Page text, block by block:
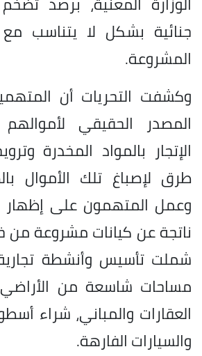
جنائية بشكل لا يتناسب
المشروعة.
وكشفت التحريات أن
المصدر الحقيقي
الإتجار بالمواد المخدرة
طرق لإصباغ تلك الأموال
وعمل المتهمون على إظهار
ناتجة عن كيانات مشروعة من
شملت تأسيس وأنشطة
مساحات شاسعة من
العقارات والمباني، شراء
والسيارات الفارهة.